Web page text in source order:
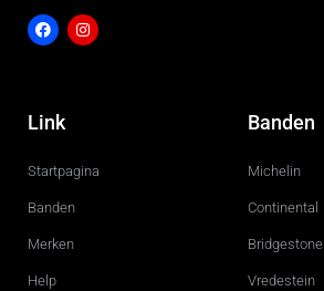
c
e
o
g
r
Link
Startpagina
Banden
Merken
Help
Banden
Michelin
Continental
Bridgestone
Vredestein